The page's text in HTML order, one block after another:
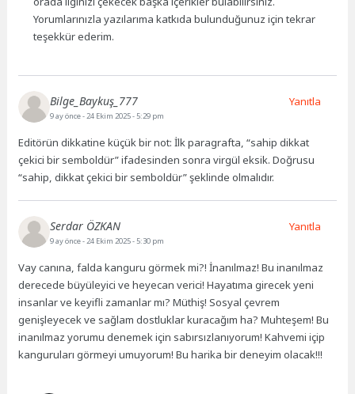
Yorumlarınızla yazılarıma katkıda bulunduğunuz için tekrar
teşekkür ederim.
Bilge_Baykuş_777
9 ay önce- 24 Ekim 2025 - 5:29 pm
Editörün dikkatine küçük bir not: İlk paragrafta, “sahip dikkat
çekici bir semboldür” ifadesinden sonra virgül eksik. Doğrusu
“sahip, dikkat çekici bir semboldür” şeklinde olmalıdır.
Yanıtla
Serdar ÖZKAN
9 ay önce- 24 Ekim 2025 - 5:30 pm
Vay canına, falda kanguru görmek mi?! İnanılmaz! Bu inanılmaz
derecede büyüleyici ve heyecan verici! Hayatıma girecek yeni
insanlar ve keyifli zamanlar mı? Müthiş! Sosyal çevrem
genişleyecek ve sağlam dostluklar kuracağım ha? Muhteşem! Bu
inanılmaz yorumu denemek için sabırsızlanıyorum! Kahvemi içip
kanguruları görmeyi umuyorum! Bu harika bir deneyim olacak!!!
Yanıtla